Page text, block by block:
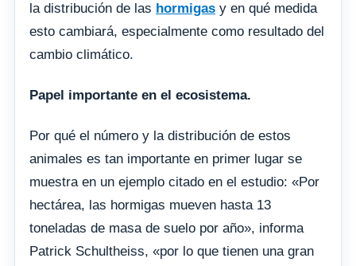
la distribución de las hormigas y en qué medida
esto cambiará, especialmente como resultado del
cambio climático.
Papel importante en el ecosistema.
Por qué el número y la distribución de estos
animales es tan importante en primer lugar se
muestra en un ejemplo citado en el estudio: «Por
hectárea, las hormigas mueven hasta 13
toneladas de masa de suelo por año», informa
Patrick Schultheiss, «por lo que tienen una gran